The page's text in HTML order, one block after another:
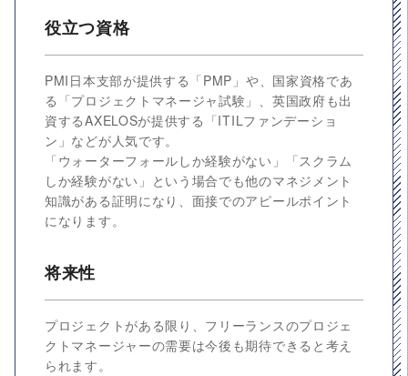
役立つ資格
PMI日本支部が提供する「PMP」や、国家資格であ
る「プロジェクトマネージャ試験」、英国政府も出
資するAXELOSが提供する「ITILファンデーショ
ン」などが人気です。
「ウォーターフォールしか経験がない」「スクラム
しか経験がない」という場合でも他のマネジメント
知識がある証明になり、面接でのアピールポイント
になります。
将来性
プロジェクトがある限り、フリーランスのプロジェ
クトマネージャーの需要は今後も期待できると考え
られます。